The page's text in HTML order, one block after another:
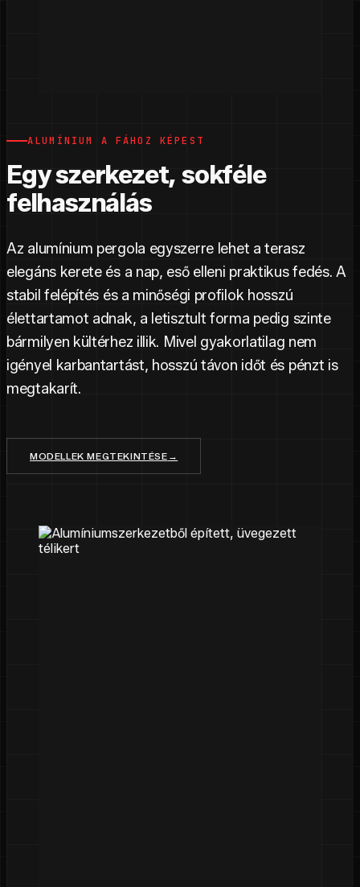
ALUMÍNIUM A FÁHOZ KÉPEST
Egy szerkezet, sokféle
felhasználás
Az alumínium pergola egyszerre lehet a terasz
elegáns kerete és a nap, eső elleni praktikus fedés. A
stabil felépítés és a minőségi profilok hosszú
élettartamot adnak, a letisztult forma pedig szinte
bármilyen kültérhez illik. Mivel gyakorlatilag nem
igényel karbantartást, hosszú távon időt és pénzt is
megtakarít.
MODELLEK MEGTEKINTÉSE →